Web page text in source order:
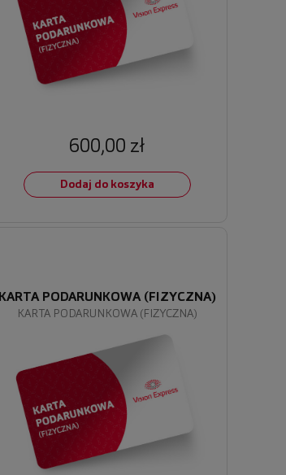
600,00 zł
Dodaj do koszyka
KARTA PODARUNKOWA (FIZYCZNA)
KARTA PODARUNKOWA (FIZYCZNA)